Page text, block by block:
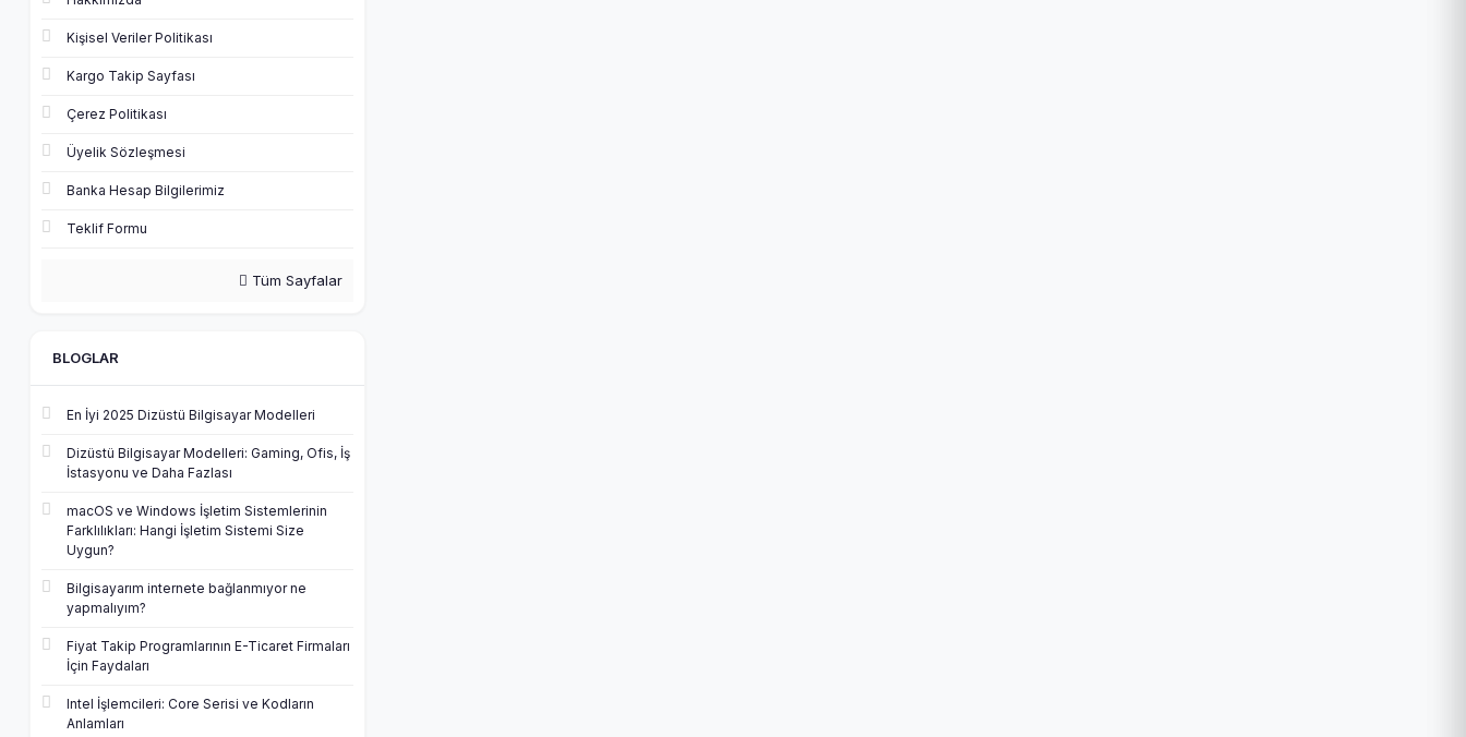
Kişisel Veriler Politikası
Kargo Takip Sayfası
Çerez Politikası
Üyelik Sözleşmesi
Banka Hesap Bilgilerimiz
Teklif Formu
Tüm Sayfalar
BLOGLAR
En İyi 2025 Dizüstü Bilgisayar Modelleri
Dizüstü Bilgisayar Modelleri: Gaming, Ofis, İş
İstasyonu ve Daha Fazlası
macOS ve Windows İşletim Sistemlerinin
Farklılıkları: Hangi İşletim Sistemi Size
Uygun?
Bilgisayarım internete bağlanmıyor ne
yapmalıyım?
Fiyat Takip Programlarının E-Ticaret Firmaları
İçin Faydaları
Intel İşlemcileri: Core Serisi ve Kodların
Anlamları